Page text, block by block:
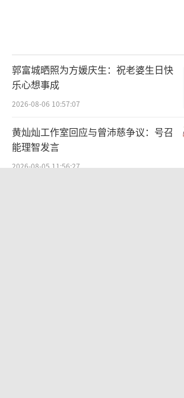
郭富城晒照为方媛庆生：祝老婆生日快
乐心想事成
2026-08-06 10:57:07
黄灿灿工作室回应与曾沛慈争议：号召
能理智发言
2026-08-05 11:56:27